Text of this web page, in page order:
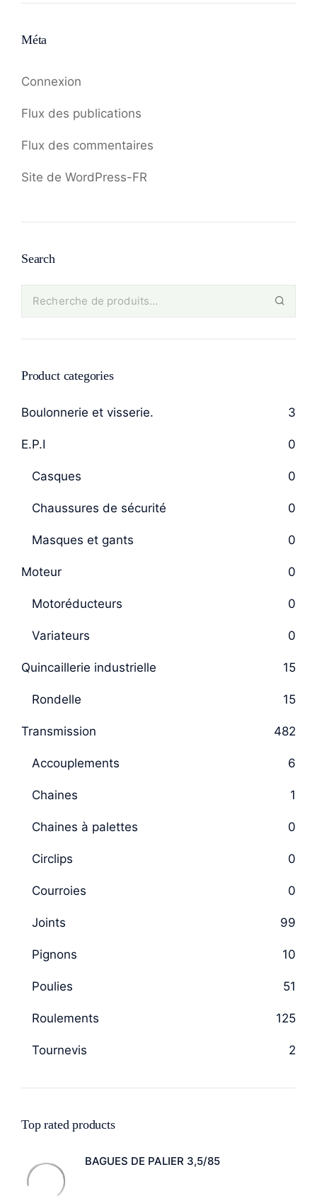
Méta
Connexion
Flux des publications
Flux des commentaires
Site de WordPress-FR
Search
Product categories
Boulonnerie et visserie. 3
E.P.I 0
Casques 0
Chaussures de sécurité 0
Masques et gants 0
Moteur 0
Motoréducteurs 0
Variateurs 0
Quincaillerie industrielle 15
Rondelle 15
Transmission 482
Accouplements 6
Chaines 1
Chaines à palettes 0
Circlips 0
Courroies 0
Joints 99
Pignons 10
Poulies 51
Roulements 125
Tournevis 2
Top rated products
BAGUES DE PALIER 3,5/85